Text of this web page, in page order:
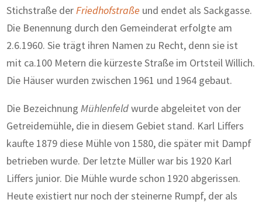
Stichstraße derFriedhofstraße und endet als Sackgasse.
Die Benennung durch den Gemeinderat erfolgte am
2.6.1960. Sie trägt ihren Namen zu Recht, denn sie ist
mit ca.100 Metern die kürzeste Straße im Ortsteil Willich.
Die Häuser wurden zwischen 1961 und 1964 gebaut.
Die BezeichnungMühlenfeldwurde abgeleitet von der
Getreidemühle, die in diesem Gebiet stand. Karl Liffers
kaufte 1879 diese Mühle von 1580, die später mit Dampf
betrieben wurde. Der letzte Müller war bis 1920 Karl
Liffers junior. Die Mühle wurde schon 1920 abgerissen.
Heute existiert nur noch der steinerne Rumpf, der als